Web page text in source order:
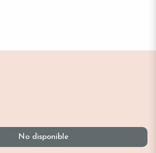
No disponible